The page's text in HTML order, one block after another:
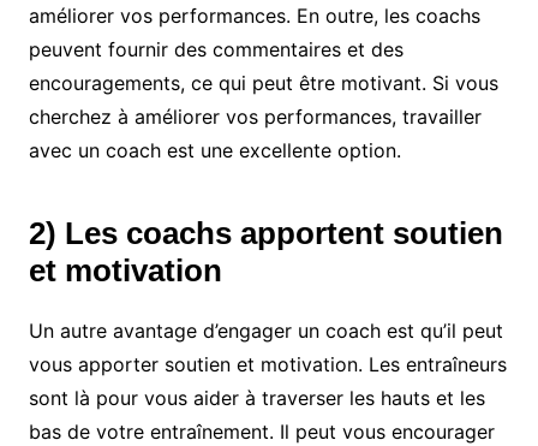
améliorer vos performances. En outre, les coachs
peuvent fournir des commentaires et des
encouragements, ce qui peut être motivant. Si vous
cherchez à améliorer vos performances, travailler
avec un coach est une excellente option.
2) Les coachs apportent soutien
et motivation
Un autre avantage d’engager un coach est qu’il peut
vous apporter soutien et motivation. Les entraîneurs
sont là pour vous aider à traverser les hauts et les
bas de votre entraînement. Il peut vous encourager